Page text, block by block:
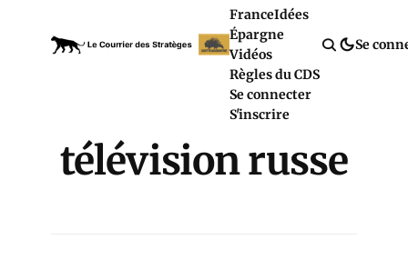
FranceIdées
Épargne
Vidéos
Règles du CDS
Se connecter
S'inscrire
Se
télévision russe